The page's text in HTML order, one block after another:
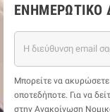
ΕΝΗΜΕΡΩΤΙΚΌ
Μπορείτε να
οποτεδήποτε. Για να
στην Ανακοίνωση